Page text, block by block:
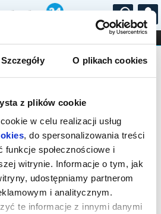
Szczegóły O plikach cookies
z plików cookie
w celu realizacji usług
, do spersonalizowania treści
funkcje społecznościowe i
witrynie. Informacje o tym, jak
udostępniamy partnerom
i analitycznym.
te informacje z innymi danymi
...
I BALET
STAND-UP
zakończona,
biletów w kasie.